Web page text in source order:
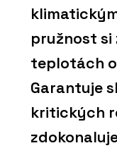
pružnost si
teplotách
Garantuje
kritických